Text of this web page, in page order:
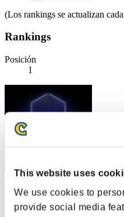
This website uses
We use cookies to
provide social media
(Los rankings se actualizan
Rankings
Posición
1
Puntos: -
Posición